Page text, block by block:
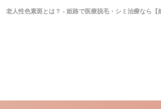
老人性色素斑とは？ - 姫路で医療脱毛・シミ治療なら